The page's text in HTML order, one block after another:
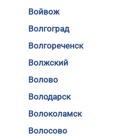
Войвож
Волгоград
Волгореченск
Волжский
Волово
Володарск
Волоколамск
Волосово